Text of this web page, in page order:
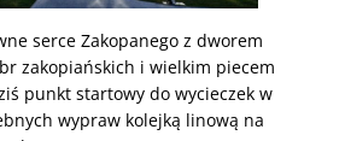
serce Zakopanego z dworem
zakopiańskich i wielkim piecem
punkt startowy do wycieczek w
wypraw kolejką linową na